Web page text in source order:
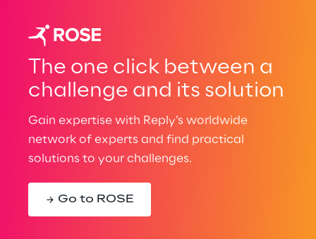
The one click between a
challenge and its solution
Gain expertise with Reply’s worldwide
network of experts and find practical
solutions to your challenges.
Go to ROSE